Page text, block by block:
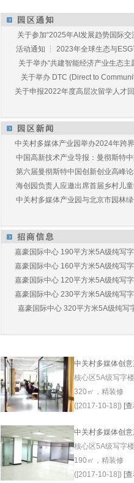
关于参加“2025年AI发展趋势国际交
活动通知 ┆ 2023年全球生态与ESG
关于举办“共建智能经济产业生态主
关于举办 DTC (Direct to
关于申报2022年度高层次留学人才
中关村多媒体产业园举办2024年跨
中国高新技术产业导报：曼彻斯特
第六届曼彻斯特中国创新创业高峰
海创园负责人应邀出席首届乡村儿
中关村多媒体产业园与北京市园林
嘉豪国际中心 190平方米5A级纯写
嘉豪国际中心 160平方米5A级纯写
嘉豪国际中心 120平方米5A级纯写
嘉豪国际中心 230平方米5A级纯写
嘉豪国际中心 320平方米5A级纯写
中关村多媒体创意
核心区5A级写字
320㎡，精装修
([2017-10-18]) [
中关村多媒体创意
核心区5A级写字
190㎡，精装修
([2017-10-18]) [